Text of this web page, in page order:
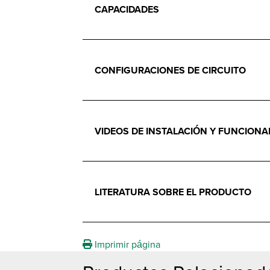
CAPACIDADES
CONFIGURACIONES DE CIRCUITO
VIDEOS DE INSTALACIÓN Y
LITERATURA SOBRE EL PRODUCTO
Imprimir página